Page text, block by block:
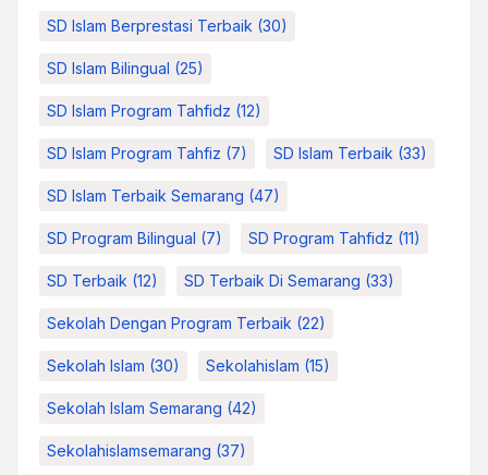
SD Islam Berprestasi Terbaik (30)
SD Islam Bilingual (25)
SD Islam Program Tahfidz (12)
SD Islam Program Tahfiz (7) SD Islam Terbaik (33)
SD Islam Terbaik Semarang (47)
SD Program Bilingual (7) SD Program Tahfidz (11)
SD Terbaik (12) SD Terbaik Di Semarang (33)
Sekolah Dengan Program Terbaik (22)
Sekolah Islam (30) Sekolahislam (15)
Sekolah Islam Semarang (42)
Sekolahislamsemarang (37)